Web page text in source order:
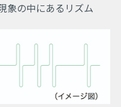
象の中にあるリズム